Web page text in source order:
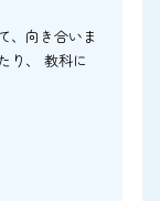
、向き合いま
り、 教科に